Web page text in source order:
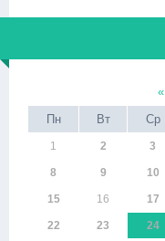
«
Пн
Вт Ср
1 2 3
8 9 10
15 16 17
22 23 24